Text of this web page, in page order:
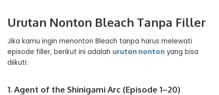
Urutan Nonton Bleach Tanpa Filler
Jika kamu ingin menonton Bleach tanpa harus melewati
episode filler, berikut ini adalah urutan nonton yang bisa
diikuti:
1. Agent of the Shinigami Arc (Episode 1–20)